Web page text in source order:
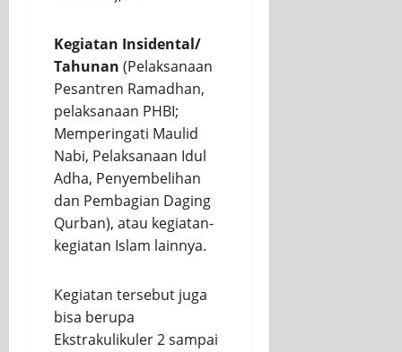
Kegiatan Insidental/
Tahunan (Pelaksanaan
Pesantren Ramadhan,
pelaksanaan PHBI;
Memperingati Maulid
Nabi, Pelaksanaan Idul
Adha, Penyembelihan
dan Pembagian Daging
Qurban), atau kegiatan-
kegiatan Islam lainnya.
Kegiatan tersebut juga
bisa berupa
Ekstrakulikuler 2 sampai